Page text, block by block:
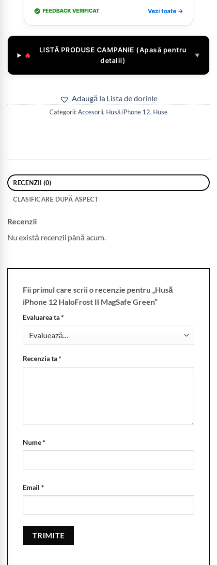
FEEDBACK VERIFICAT Vezi toate →
🔥
LISTĂ PRODUSE CAMPANIE (Apasă pentru
detalii)
▼
Adaugă la Lista de dorințe
Categorii:Accesorii, Husă iPhone 12, Huse
RECENZII (0)
CLASIFICARE DUPĂ ASPECT
Recenzii
Nu există recenzii până acum.
Fii primul care scrii o recenzie pentru „Husă
iPhone 12 HaloFrost II MagSafe Green”
Evaluarea ta*
Recenzia ta*
Nume*
Email *